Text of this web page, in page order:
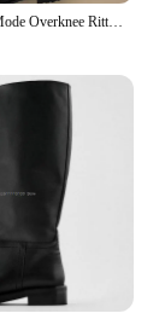
Herbst Winter Mode Overknee Ritter Stiefel Vintage runde Zehen niedrige Absätze Chauss ure Femme Pu Leder Pferdesport lange Bootcut